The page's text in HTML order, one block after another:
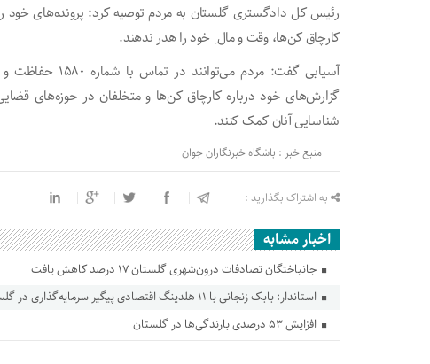
رئیس کل دادگستری گلستان به مردم توصیه کرد: پرونده‌های خود
کارچاق کن‌ها، وقت و مال ِ خود را هدر ندهند.
آسیابی گفت:
گزارش‌های خود درباره کارچاق کن‌ها و متخلفان در حوزه‌های
شناسایی آنان کمک کنند.
منبع خبر : باشگاه خبرنگاران جوان
به اشتراک بگذارید :
اخبار مشابه
جانباختگان تصادفات درون‌شهری گلستان ۱۷ درصد کاهش یافت
استاندار: بابک زنجانی با ۱۱ هلدینگ اقتصادی پیگیر سرمایه‌گذاری در گلستان است
افزایش ۵۳ درصدی بارندگی‌ها در گلستان